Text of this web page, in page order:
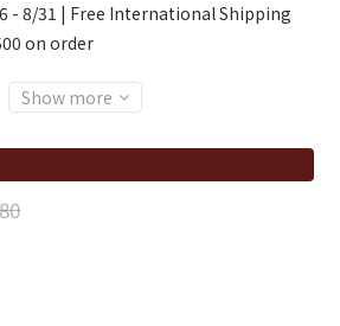
- 8/31 | Free International Shipping
on order
Show more